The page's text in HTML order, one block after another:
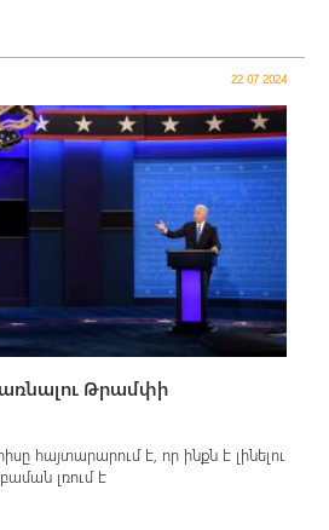
22 07 2024
Թրամփի
հայտարարում է, որ ինքն է լինելու
լռում է